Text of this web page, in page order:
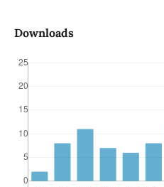
Downloads